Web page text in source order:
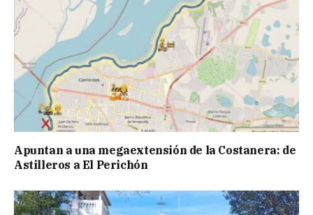
Apuntan a una megaextensión de la Costanera: de
Astilleros a El Perichón